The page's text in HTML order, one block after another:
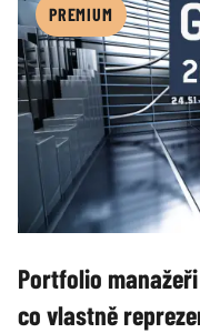
PREMIUM
Portfolio
co vlastně